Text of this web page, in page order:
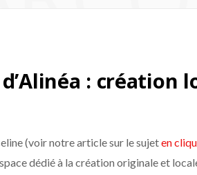
: création
(voir notre article sur le sujeten
dédié à la création originale et